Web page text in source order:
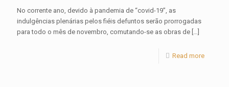
No corrente ano, devido à pandemia de “covid-19”, as
indulgências plenárias pelos fiéis defuntos serão prorrogadas
para todo o mês de novembro, comutando-se as obras de […]
Read more